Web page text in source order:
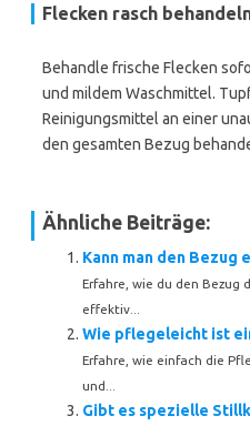
Flecken rasch
Behandle frische Flecken
und mildem Waschmittel.
Reinigungsmittel an einer
den gesamten Bezug
Ähnliche Beiträge:
Kann man den Bezug
Erfahre, wie du den Bezug
effektiv...
Wie pflegeleicht ist
Erfahre, wie einfach die
und...
Gibt es spezielle